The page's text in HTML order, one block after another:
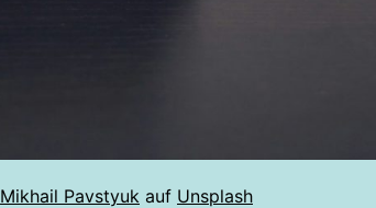
Mikhail Pavstyuk auf Unsplash